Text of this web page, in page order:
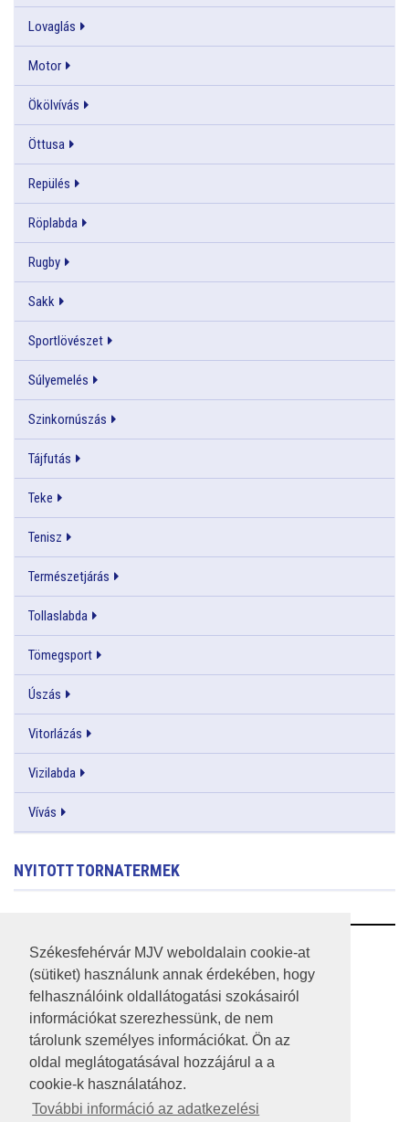
Székesfehérvár MJV weboldalain cookie-at
(sütiket) használunk annak érdekében, hogy
felhasználóink oldallátogatási szokásairól
információkat szerezhessünk, de nem
tárolunk személyes információkat. Ön az
oldal meglátogatásával hozzájárul a a
cookie-k használatához.
További információ az adatkezelési
Lovaglás
Motor
Ökölvívás
Öttusa
Repülés
Röplabda
Rugby
Sakk
Sportlövészet
Súlyemelés
Szinkornúszás
Tájfutás
Teke
Tenisz
Természetjárás
Tollaslabda
Tömegsport
Úszás
Vitorlázás
Vizilabda
Vívás
NYITOTT TORNATERMEK
RSS
A HONLAP 2017.03.31-I ÁLLAPOTA
JOGI NYILATKOZAT
IMPRESSZUM